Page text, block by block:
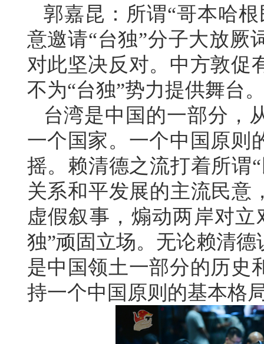
郭嘉昆：所谓“哥本哈
意邀请“台独”分子大放厥
对此坚决反对。中方敦促
不为“台独”势力提供舞台
台湾是中国的一部分，
一个国家。一个中国原则
摇。赖清德之流打着所谓
关系和平发展的主流民意
虚假叙事，煽动两岸对
独”顽固立场。无论赖清
是中国领土一部分的历史
持一个中国原则的基本格